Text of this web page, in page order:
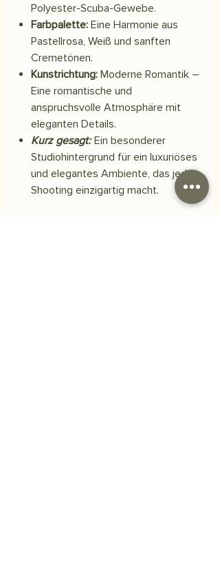
Polyester-Scuba-Gewebe.
Farbpalette: Eine Harmonie aus
Pastellrosa, Weiß und sanften
Cremetönen.
Kunstrichtung: Moderne Romantik –
Eine romantische und
anspruchsvolle Atmosphäre mit
eleganten Details.
Kurz gesagt: Ein besonderer
Studiohintergrund für ein luxuriöses
und elegantes Ambiente, das jedes
Shooting einzigartig macht.